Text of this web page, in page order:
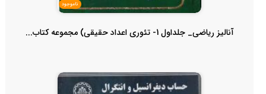
ناموجود
آنالیز ریاضی_ جلداول 1- تئوری اعداد حقیقی) مجموعه کتاب...